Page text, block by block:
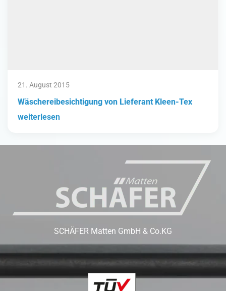
21. August 2015
Wäschereibesichtigung von Lieferant Kleen-Tex
weiterlesen
SCHÄFER Matten GmbH & Co.KG